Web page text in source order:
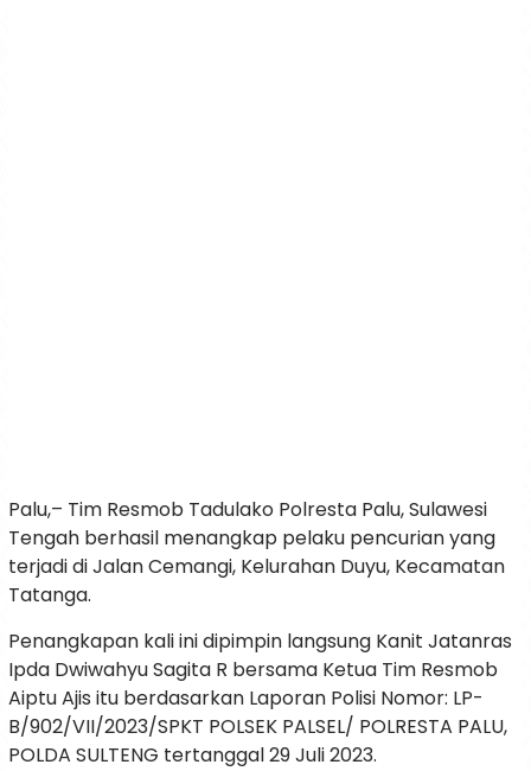
Palu,– Tim Resmob Tadulako Polresta Palu, Sulawesi
Tengah berhasil menangkap pelaku pencurian yang
terjadi di Jalan Cemangi, Kelurahan Duyu, Kecamatan
Tatanga.
Penangkapan kali ini dipimpin langsung Kanit Jatanras
Ipda Dwiwahyu Sagita R bersama Ketua Tim Resmob
Aiptu Ajis itu berdasarkan Laporan Polisi Nomor: LP-
B/902/VII/2023/SPKT POLSEK PALSEL/ POLRESTA PALU,
POLDA SULTENG tertanggal 29 Juli 2023.